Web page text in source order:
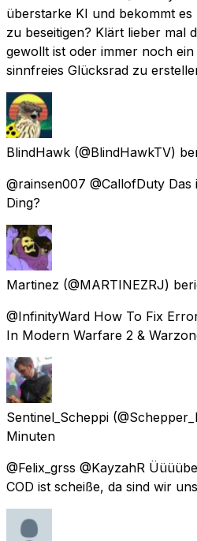
überstarke KI und bekommt
zu beseitigen? Klärt lieber mal
gewollt ist oder immer noch
sinnfreies Glücksrad zu
BlindHawk (@BlindHawkTV)
@rainsen007 @CallofDuty
Ding?
Martinez (@MARTINEZRJ)
@InfinityWard How To Fix
In Modern Warfare 2 &
Sentinel_Scheppi
Minuten
@Felix_grss @KayzahR
COD ist scheiße, da sind wir